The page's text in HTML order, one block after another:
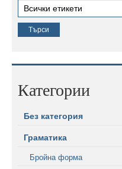
Категории
Без категория
Граматика
Бройна форма